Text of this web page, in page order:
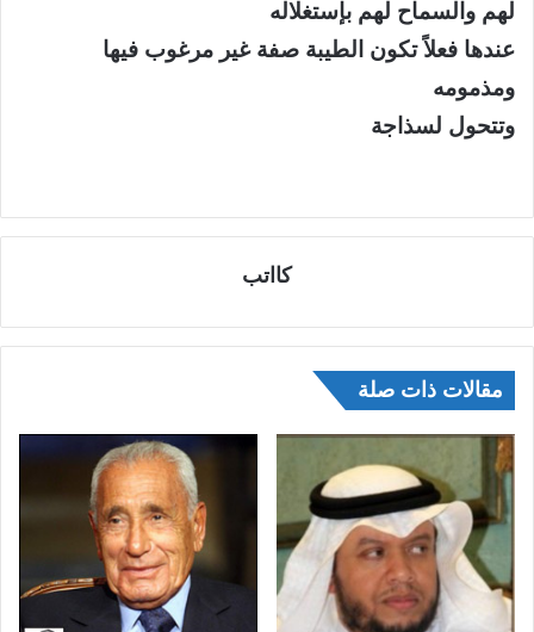
لهم والسماح لهم بإستغلاله
عندها فعلاً تكون الطيبة صفة غير مرغوب فيها
ومذمومه
وتتحول لسذاجة
كااتب
مقالات ذات صلة